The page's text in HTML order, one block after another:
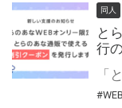
同人
と
行